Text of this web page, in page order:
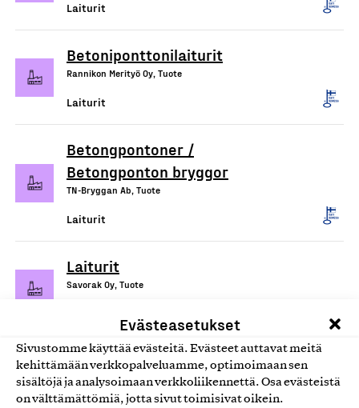
Evästeasetukset
Sivustomme käyttää evästeitä. Evästeet auttavat meitä
kehittämään verkkopalveluamme, optimoimaan sen
sisältöjä ja analysoimaan verkkoliikennettä. Osa evästeistä
on välttämättömiä, jotta sivut toimisivat oikein.
Laiturit
Betoniponttonilaiturit
Rannikon Merityö Oy, Tuote
Laiturit
Betongpontoner /
Betongponton bryggor
TN-Bryggan Ab, Tuote
Laiturit
Laiturit
Savorak Oy, Tuote